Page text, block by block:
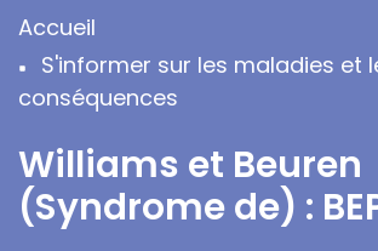
Fil
d'Ariane
Accueil
S'informer sur les maladies et
conséquences
Williams et Beuren
(Syndrome de) :